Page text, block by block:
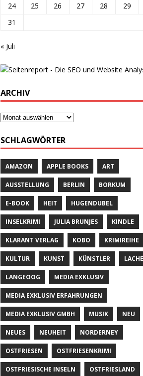
24
25 26 27 28 29
31
« Juli
ARCHIV
SCHLAGWÖRTER
AMAZON APPLE BOOKS ART
AUSSTELLUNG BERLIN BORKUM
E-BOOK HEIT HUGENDUBEL
INSELKRIMI JULIA BRUNJES KINDLE
KLARANT VERLAG KOBO KRIMIREIHE
KULTUR KUNST KÜNSTLER
LANGEOOG MEDIA EXKLUSIV
MEDIA EXKLUSIV ERFAHRUNGEN
MEDIA EXKLUSIV GMBH MUSIK NEU
NEUES NEUHEIT NORDERNEY
OSTFRIESEN OSTFRIESENKRIMI
OSTFRIESISCHE INSELN OSTFRIESLAND